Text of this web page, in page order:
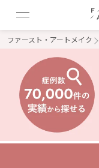
ファースト・アートメイク